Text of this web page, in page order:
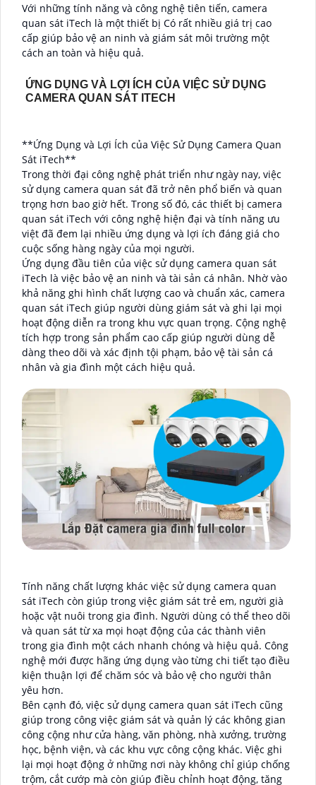
Với những tính năng và công nghệ tiên tiến, camera
quan sát iTech là một thiết bị Có rất nhiều giá trị cao
cấp giúp bảo vệ an ninh và giám sát môi trường một
cách an toàn và hiệu quả.
ỨNG DỤNG VÀ LỢI ÍCH CỦA VIỆC SỬ DỤNG
CAMERA QUAN SÁT ITECH
**Ứng Dụng và Lợi Ích của Việc Sử Dụng Camera Quan
Sát iTech**
Trong thời đại công nghệ phát triển như ngày nay, việc
sử dụng camera quan sát đã trở nên phổ biến và quan
trọng hơn bao giờ hết. Trong số đó, các thiết bị camera
quan sát iTech với công nghệ hiện đại và tính năng ưu
việt đã đem lại nhiều ứng dụng và lợi ích đáng giá cho
cuộc sống hàng ngày của mọi người.
Ứng dụng đầu tiên của việc sử dụng camera quan sát
iTech là việc bảo vệ an ninh và tài sản cá nhân. Nhờ vào
khả năng ghi hình chất lượng cao và chuẩn xác, camera
quan sát iTech giúp người dùng giám sát và ghi lại mọi
hoạt động diễn ra trong khu vực quan trọng. Cộng nghệ
tích hợp trong sản phẩm cao cấp giúp người dùng dễ
dàng theo dõi và xác định tội phạm, bảo vệ tài sản cá
nhân và gia đình một cách hiệu quả.
Tính năng chất lượng khác việc sử dụng camera quan
sát iTech còn giúp trong việc giám sát trẻ em, người già
hoặc vật nuôi trong gia đình. Người dùng có thể theo dõi
và quan sát từ xa mọi hoạt động của các thành viên
trong gia đình một cách nhanh chóng và hiệu quả. Công
nghệ mới được hãng ứng dụng vào từng chi tiết tạo điều
kiện thuận lợi để chăm sóc và bảo vệ cho người thân
yêu hơn.
Bên cạnh đó, việc sử dụng camera quan sát iTech cũng
giúp trong công việc giám sát và quản lý các không gian
công cộng như cửa hàng, văn phòng, nhà xưởng, trường
học, bệnh viện, và các khu vực công cộng khác. Việc ghi
lại mọi hoạt động ở những nơi này không chỉ giúp chống
trộm, cắt cướp mà còn giúp điều chỉnh hoạt động, tăng